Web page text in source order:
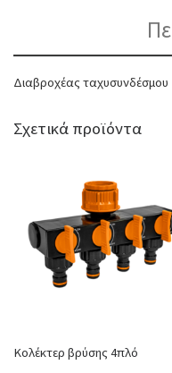
Διαβροχέας ταχυσυνδέσμου
Σχετικά προϊόντα
Κολέκτερ βρύσης 4πλό